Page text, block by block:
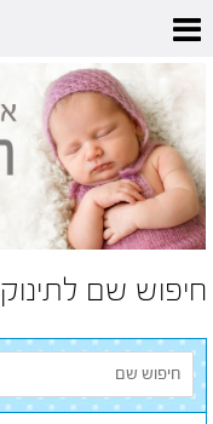
חיפוש שם לתינוק